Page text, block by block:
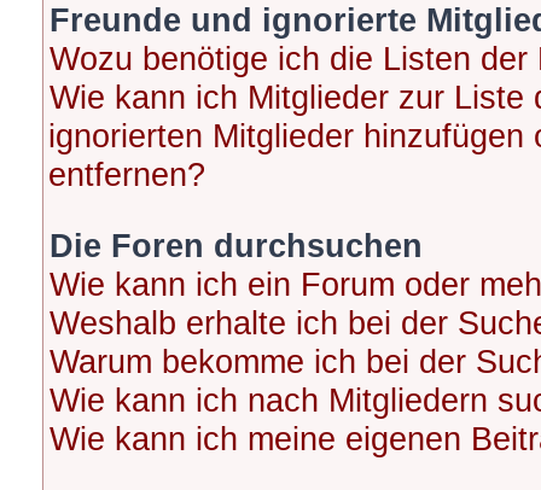
Freunde und ignorierte
Wozu benötige ich die Listen
Wie kann ich Mitglieder zur
ignorierten Mitglieder
entfernen?
Die Foren durchsuchen
Wie kann ich ein Forum oder
Weshalb erhalte ich bei der
Warum bekomme ich bei der
Wie kann ich nach Mitgliedern
Wie kann ich meine eigenen